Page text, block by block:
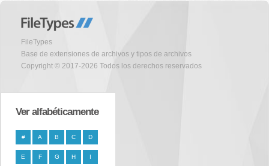
FileTypes
Base de extensiones de archivos y tipos de archivos
Copyright © 2017-2026 Todos los derechos reservados
Ver alfabéticamente
# A B C D
E F G H I